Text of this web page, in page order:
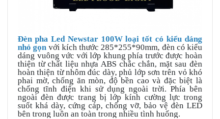
Đèn pha LedNewstar 100W loại tốt có kiểu dáng
nhỏ gọn với kích thước 285*255*90mm, đèn có kiểu
dáng vuông vức với lớp khung phía trước được hoàn
thiện từ chất liệu nhựa ABS chắc chắn, mặt sau đèn
hoàn thiện từ nhôm đúc dày, phủ lớp sơn trên vỏ khó
phai mờ, chống ăn mòn, độ bền cao và đặc biệt là
chống tĩnh điện khi sử dụng ngoài trời. Phía bên
ngoài đèn được trang bị lớp kính cường lực trong
suốt khá dày, cứng cáp, chống vỡ, bảo vệ đèn LED
bên trong luôn an toàn trong nhiều tình huống.